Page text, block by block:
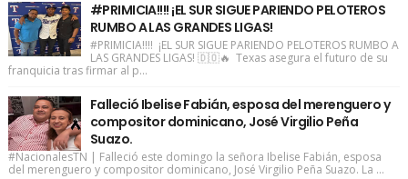
#PRIMICIA!!!! ¡EL SUR SIGUE PARIENDO PELOTEROS
RUMBO A LAS GRANDES LIGAS!
#PRIMICIA!!!! ¡EL SUR SIGUE PARIENDO PELOTEROS RUMBO A
LAS GRANDES LIGAS! 🇩🇴🔥 Texas asegura el futuro de su
franquicia tras firmar al p...
Falleció Ibelise Fabián, esposa del merenguero y
compositor dominicano, José Virgilio Peña
Suazo.
#NacionalesTN | Falleció este domingo la señora Ibelise Fabián, esposa
del merenguero y compositor dominicano, José Virgilio Peña Suazo. La ...